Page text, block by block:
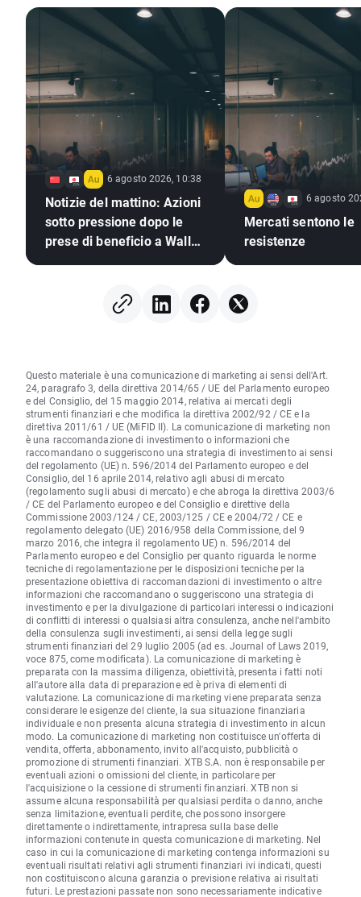
6 agosto 2026, 10:38
Notizie del mattino: Azioni
sotto pressione dopo le
prese di beneficio a Wall
6 agosto
Mercati sentono le
resistenze
Questo materiale è una comunicazione di marketing ai sensi dell'Art.
24, paragrafo 3, della direttiva 2014/65 / UE del Parlamento europeo
e del Consiglio, del 15 maggio 2014, relativa ai mercati degli
strumenti finanziari e che modifica la direttiva 2002/92 / CE e la
direttiva 2011/61 / UE (MiFID II). La comunicazione di marketing non
è una raccomandazione di investimento o informazioni che
raccomandano o suggeriscono una strategia di investimento ai sensi
del regolamento (UE) n. 596/2014 del Parlamento europeo e del
Consiglio, del 16 aprile 2014, relativo agli abusi di mercato
(regolamento sugli abusi di mercato) e che abroga la direttiva 2003/6
/ CE del Parlamento europeo e del Consiglio e direttive della
Commissione 2003/124 / CE, 2003/125 / CE e 2004/72 / CE e
regolamento delegato (UE) 2016/958 della Commissione, del 9
marzo 2016, che integra il regolamento UE) n. 596/2014 del
Parlamento europeo e del Consiglio per quanto riguarda le norme
tecniche di regolamentazione per le disposizioni tecniche per la
presentazione obiettiva di raccomandazioni di investimento o altre
informazioni che raccomandano o suggeriscono una strategia di
investimento e per la divulgazione di particolari interessi o indicazioni
di conflitti di interessi o qualsiasi altra consulenza, anche nell'ambito
della consulenza sugli investimenti, ai sensi della legge sugli
strumenti finanziari del 29 luglio 2005 (ad es. Journal of Laws 2019,
voce 875, come modificata). La comunicazione di marketing è
preparata con la massima diligenza, obiettività, presenta i fatti noti
all'autore alla data di preparazione ed è priva di elementi di
valutazione. La comunicazione di marketing viene preparata senza
considerare le esigenze del cliente, la sua situazione finanziaria
individuale e non presenta alcuna strategia di investimento in alcun
modo. La comunicazione di marketing non costituisce un'offerta di
vendita, offerta, abbonamento, invito all'acquisto, pubblicità o
promozione di strumenti finanziari. XTB S.A. non è responsabile per
eventuali azioni o omissioni del cliente, in particolare per
l'acquisizione o la cessione di strumenti finanziari. XTB non si
assume alcuna responsabilità per qualsiasi perdita o danno, anche
senza limitazione, eventuali perdite, che possono insorgere
direttamente o indirettamente, intrapresa sulla base delle
informazioni contenute in questa comunicazione di marketing. Nel
caso in cui la comunicazione di marketing contenga informazioni su
eventuali risultati relativi agli strumenti finanziari ivi indicati, questi
non costituiscono alcuna garanzia o previsione relativa ai risultati
futuri. Le prestazioni passate non sono necessariamente indicative